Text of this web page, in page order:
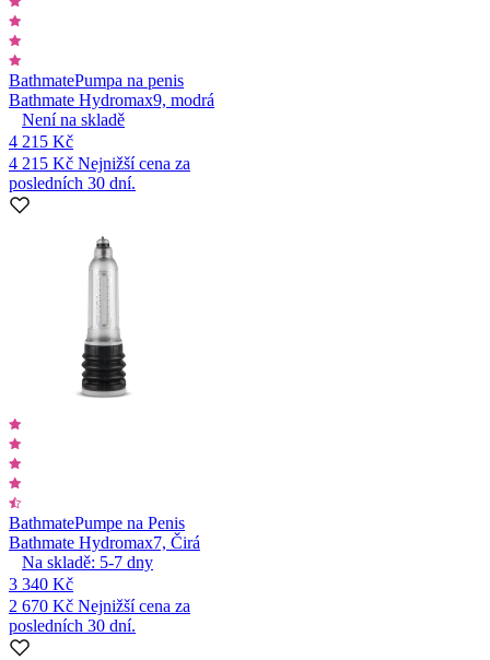
BathmatePumpa na penis
Bathmate Hydromax9, modrá
Není na skladě
4 215 Kč
4 215 Kč Nejnižší cena za
posledních 30 dní.
BathmatePumpe na Penis
Bathmate Hydromax7, Čirá
Na skladě: 5-7 dny
3 340 Kč
2 670 Kč Nejnižší cena za
posledních 30 dní.